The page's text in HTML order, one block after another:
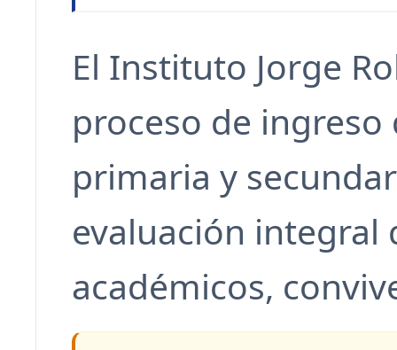
El Instituto Jorge
proceso de
primaria y
evaluación integral
académicos,